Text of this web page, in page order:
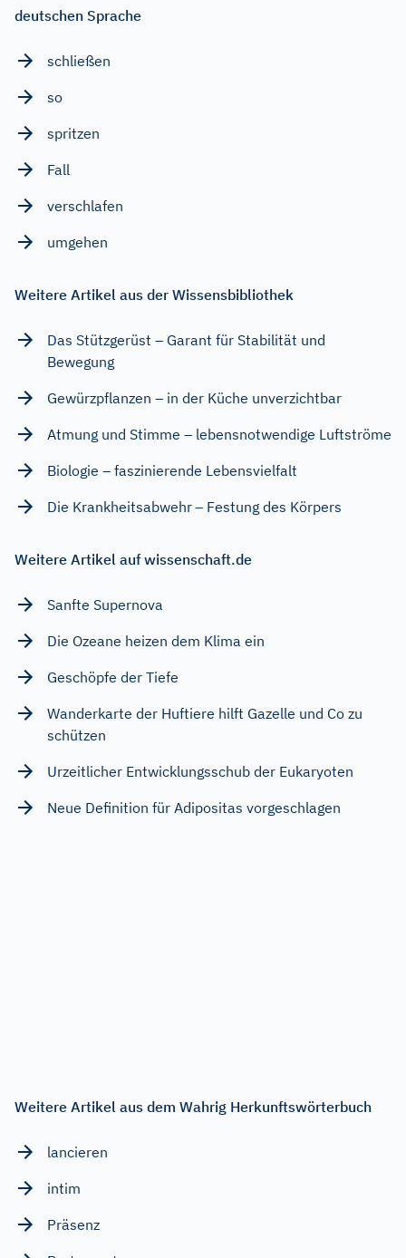
deutschen Sprache
schließen
so
spritzen
Fall
verschlafen
umgehen
Weitere Artikel aus der Wissensbibliothek
Das Stützgerüst – Garant für Stabilität und
Bewegung
Gewürzpflanzen – in der Küche unverzichtbar
Atmung und Stimme – lebensnotwendige Luftströme
Biologie – faszinierende Lebensvielfalt
Die Krankheitsabwehr – Festung des Körpers
Weitere Artikel auf wissenschaft.de
Sanfte Supernova
Die Ozeane heizen dem Klima ein
Geschöpfe der Tiefe
Wanderkarte der Huftiere hilft Gazelle und Co zu
schützen
Urzeitlicher Entwicklungsschub der Eukaryoten
Neue Definition für Adipositas vorgeschlagen
Weitere Artikel aus dem Wahrig Herkunftswörterbuch
lancieren
intim
Präsenz